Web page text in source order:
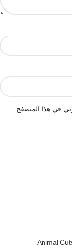
في هذا المتصفح
Animal